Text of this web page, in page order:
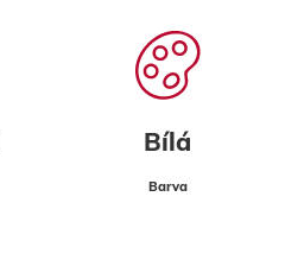
Bílá
Barva